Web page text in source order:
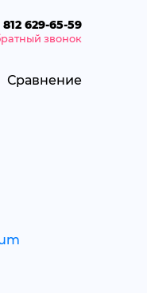
812 629-65-59
звонок
Сравнение